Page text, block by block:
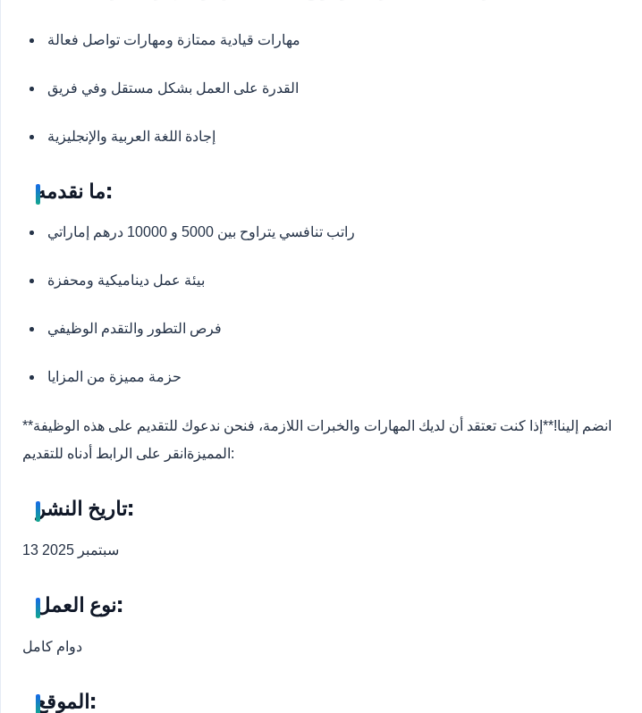
مهارات قيادية ممتازة ومهارات تواصل فعالة
القدرة على العمل بشكل مستقل وفي فريق
إجادة اللغة العربية والإنجليزية
ما نقدمه:
راتب تنافسي يتراوح بين 5000 و 10000 درهم إماراتي
بيئة عمل ديناميكية ومحفزة
فرص التطور والتقدم الوظيفي
حزمة مميزة من المزايا
**انضم إلينا!** إذا كنت تعتقد أن لديك المهارات والخبرات اللازمة، فنحن ندعوك للتقديم على هذه الوظيفة
المميزة انقر على الرابط أدناه للتقديم:
تاريخ النشر:
13 سبتمبر 2025
نوع العمل:
دوام كامل
الموقع: